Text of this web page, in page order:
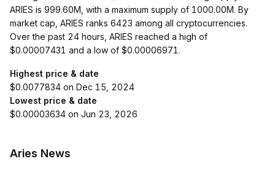
ARIES is 999.60M, with a maximum supply of 1000.00M. By
market cap, ARIES ranks 6423 among all cryptocurrencies.
Over the past 24 hours, ARIES reached a high of
$0.00007431 and a low of $0.00006971.
Highest price & date
$0.0077834 on Dec 15, 2024
Lowest price & date
$0.00003634 on Jun 23, 2026
Aries News